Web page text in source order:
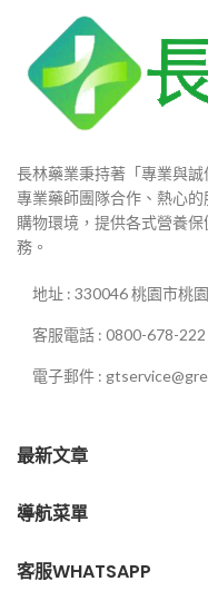
長林藥業秉持著「專業與
專業藥師團隊合作、熱心
購物環境，提供各式營養
務。
地址 : 330046 桃園市桃
客服電話 : 0800-678-
電子郵件 :
最新文章
導航菜單
客服WHATSAPP